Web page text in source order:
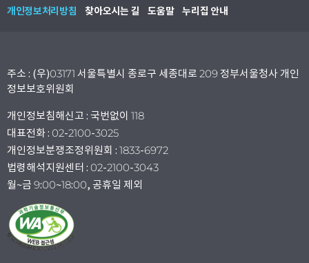
개인정보처리방침 찾아오시는 길 도움말 누리집 안내
주소 : (우)03171 서울특별시 종로구 세종대로 209 정부서울청사 개인
정보보호위원회
개인정보침해신고 : 국번없이 118
대표전화 : 02-2100-3025
개인정보분쟁조정위원회 : 1833-6972
법령해석지원센터 : 02-2100-3043
월~금 9:00~18:00, 공휴일 제외